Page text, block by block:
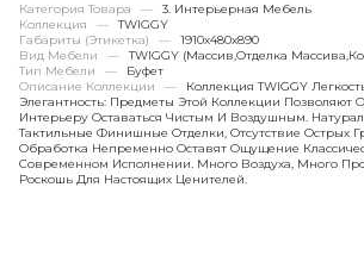
Категория Товара —
3. Интерьерная Мебель
Коллекция
—
TWIGGY
Габариты (этикетка)
—
1910х480x890
Вид Мебели
—
TWIGGY (массив,отделка
Тип Мебели
—
Буфет
Описание Коллекции
—
Коллекция TWIGGY
Элегантность: Предметы Этой Коллекции
Интерьеру Оставаться Чистым И Воздушным.
Тактильные Финишные Отделки, Отсутствие Острых
Обработка Непременно Оставят Ощущение
Современном Исполнении. Много Воздуха, Много
Роскошь Для Настоящих Ценителей.